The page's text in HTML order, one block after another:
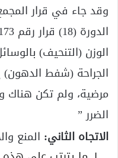
وقد جاء في قرار
الوزن (التنحيف)
الجراحة (شفط الدهون)
مرضية، ولم تكن هناك
الضرر ”
الاتجاه الثاني: المنع